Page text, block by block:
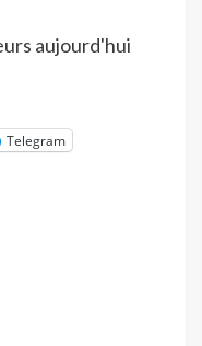
aujourd'hui
Telegram